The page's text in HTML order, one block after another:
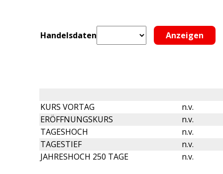
Handelsdaten
KURS VORTAG
n.v.
ERÖFFNUNGSKURS
n.v.
TAGESHOCH
n.v.
TAGESTIEF
n.v.
JAHRESHOCH 250 TAGE
n.v.